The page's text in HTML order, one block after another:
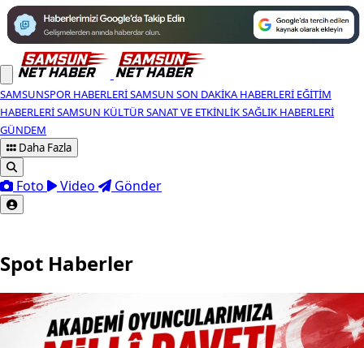
SAMSUNSPOR HABERLERISAMSUN SON DAKIKA HABERLERI EĞITIM
HABERLERISAMSUN KÜLTÜR SANAT VE ETKINLIKSAĞLIK HABERLERI
GÜNDEM
Daha Fazla
Foto Video Gönder
Spot Haberler